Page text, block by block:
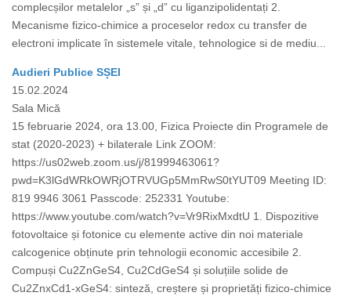
complecșilor metalelor „s” și „d” cu liganzipolidentați 2.
Mecanisme fizico-chimice a proceselor redox cu transfer de
electroni implicate în sistemele vitale, tehnologice si de mediu...
Audieri Publice SȘEI
15.02.2024
Sala Mică
15 februarie 2024, ora 13.00, Fizica Proiecte din Programele de
stat (2020-2023) + bilaterale Link ZOOM:
https://us02web.zoom.us/j/81999463061?
pwd=K3lGdWRkOWRjOTRVUGp5MmRwS0tYUT09 Meeting ID:
819 9946 3061 Passcode: 252331 Youtube:
https://www.youtube.com/watch?v=Vr9RixMxdtU 1. Dispozitive
fotovoltaice și fotonice cu elemente active din noi materiale
calcogenice obținute prin tehnologii economic accesibile 2.
Compuși Cu2ZnGeS4, Cu2CdGeS4 și soluțiile solide de
Cu2ZnxCd1-xGeS4: sinteză, creștere și proprietăți fizico-chimice